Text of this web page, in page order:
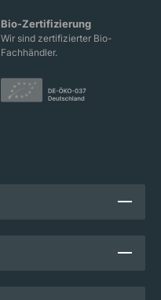
Bio-Zertifizierung
Wir sind zertifizierter Bio-
Fachhändler.